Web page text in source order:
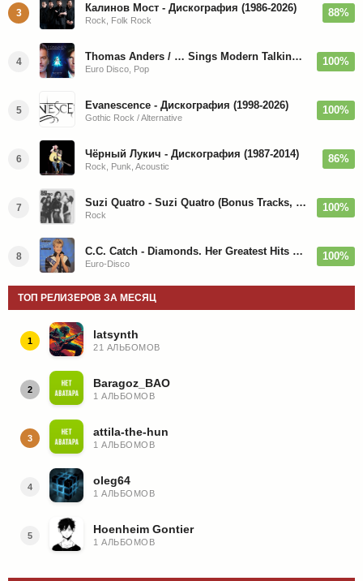
3 Калинов Мост - Дискография (1986-2026)
Rock, Folk Rock
88%
4 Thomas Anders / … Sings Modern Talking: The Best hi-res
Euro Disco, Pop
100%
5 Evanescence - Дискография (1998-2026)
Gothic Rock / Alternative
100%
6 Чёрный Лукич - Дискография (1987-2014)
Rock, Punk, Acoustic
86%
7 Suzi Quatro - Suzi Quatro (Bonus Tracks, Remaster) 1973/2022
Rock
100%
8 C.C. Catch - Diamonds. Her Greatest Hits 1988
Euro-Disco
100%
ТОП РЕЛИЗЕРОВ ЗА МЕСЯЦ
1 latsynth
21 АЛЬБОМОВ
2 Baragoz_BAO
1 АЛЬБОМОВ
3 attila-the-hun
1 АЛЬБОМОВ
4 oleg64
1 АЛЬБОМОВ
5 Hoenheim Gontier
1 АЛЬБОМОВ